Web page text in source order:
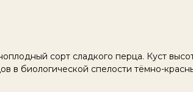
сорт сладкого перца. Куст
в биологической спелости тёмно-